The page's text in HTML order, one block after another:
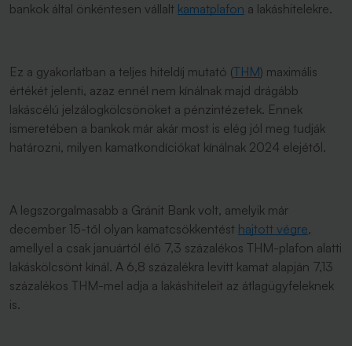
bankok által önkéntesen vállalt kamatplafon a lakáshitelekre.
Ez a gyakorlatban a teljes hiteldíj mutató (THM) maximális
értékét jelenti, azaz ennél nem kínálnak majd drágább
lakáscélú jelzálogkölcsönöket a pénzintézetek. Ennek
ismeretében a bankok már akár most is elég jól meg tudják
határozni, milyen kamatkondíciókat kínálnak 2024 elejétől.
A legszorgalmasabb a Gránit Bank volt, amelyik már
december 15-től olyan kamatcsökkentést hajtott végre,
amellyel a csak januártól élő 7,3 százalékos THM-plafon alatti
lakáskölcsönt kínál. A 6,8 százalékra levitt kamat alapján 7,13
százalékos THM-mel adja a lakáshiteleit az átlagügyfeleknek
is.